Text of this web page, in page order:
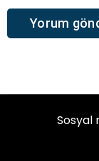
Sosyal